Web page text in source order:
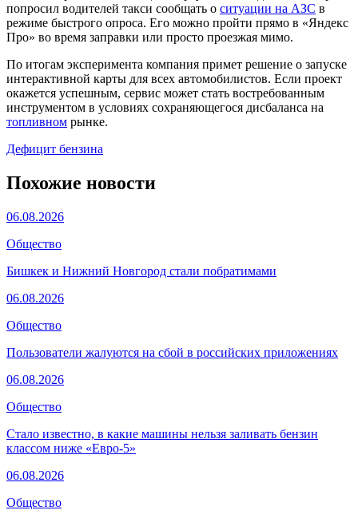
попросил водителей такси сообщать о ситуации на АЗС в
режиме быстрого опроса. Его можно пройти прямо в «Яндекс
Про» во время заправки или просто проезжая мимо.
По итогам эксперимента компания примет решение о запуске
интерактивной карты для всех автомобилистов. Если проект
окажется успешным, сервис может стать востребованным
инструментом в условиях сохраняющегося дисбаланса на
топливном рынке.
Дефицит бензина
Похожие новости
06.08.2026
Общество
Бишкек и Нижний Новгород стали побратимами
06.08.2026
Общество
Пользователи жалуются на сбой в российских приложениях
06.08.2026
Общество
Стало известно, в какие машины нельзя заливать бензин
классом ниже «Евро-5»
06.08.2026
Общество